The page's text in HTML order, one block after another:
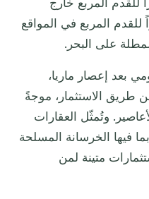
نحو 5 إلى 15 دولاراً للقدم المربع خارج
إلى 25-50 دولاراً للقدم المربع في المواقع
على البحر.
بعد إعصار ماريا،
طريق الاستثمار، موجةً
وتُمثّل العقارات
فيها الخرسانة المسلحة
متينة لمن